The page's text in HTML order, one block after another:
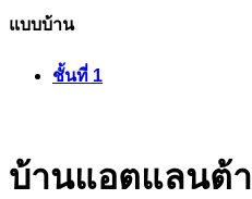
แบบบ้าน
ชั้นที่ 1
บ้านแอตแลนต้า